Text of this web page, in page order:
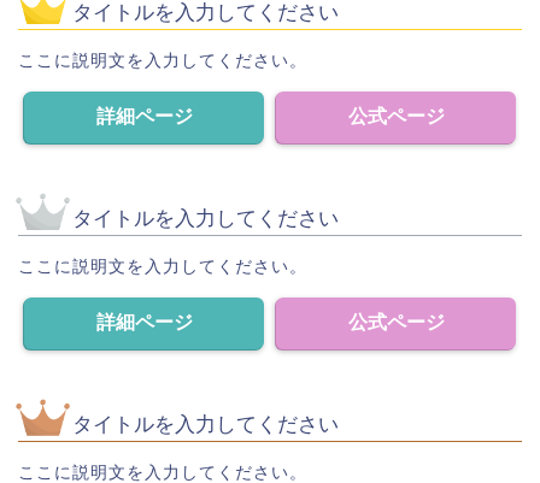
タイトルを入力してください
ここに説明文を入力してください。
詳細ページ 公式ページ
タイトルを入力してください
ここに説明文を入力してください。
詳細ページ 公式ページ
タイトルを入力してください
ここに説明文を入力してください。